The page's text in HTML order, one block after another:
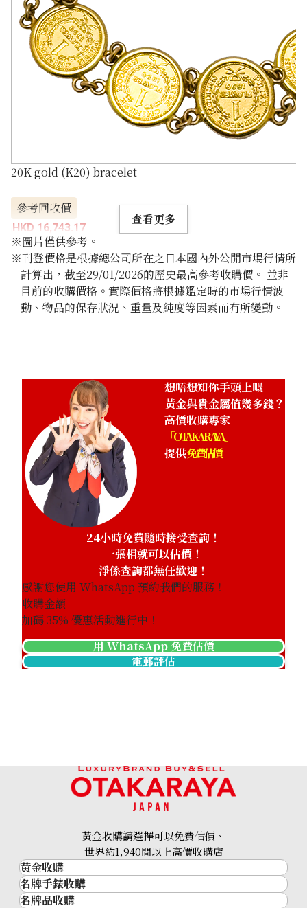
20K gold (K20) bracelet
參考回收價
HKD 16,743.17
查看更多
※圖片僅供參考。
※刊登價格是根據總公司所在之日本國內外公開市場行情所
計算出，截至29/01/2026的歷史最高參考收購價。 並非
目前的收購價格。實際價格將根據鑑定時的市場行情波
動、物品的保存狀況、重量及純度等因素而有所變動。
想唔想知你手頭上嘅
黃金與貴金屬值幾多錢？
高價收購專家
「OTAKARAYA」
提供免費估價
24小時免費隨時接受查詢！
一張相就可以估價！
淨係查詢都無任歡迎！
感謝您使用 WhatsApp 預約我們的服務！
收購金額
加碼35% 優惠活動進行中！
用 WhatsApp 免費估價
電郵評估
黃金收購請選擇可以免費估價、
世界約1,940間以上高價收購店
黃金收購
黃金･金條
金條
名牌手錶收購
名牌手錶收購
名牌品收購